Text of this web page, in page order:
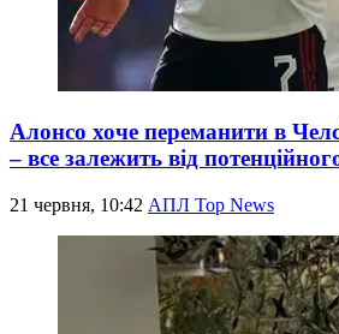
Алонсо хоче переманити в
– все залежить від
21 червня, 10:42 АПЛ Top News